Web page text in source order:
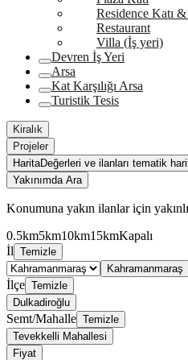
Residence Katı
Restaurant
Villa (İş yeri)
Devren İş Yeri
Arsa
Kat Karşılığı Arsa
Turistik Tesis
Kiralık
Projeler
HaritaDeğerleri ve ilanları tematik
Yakınımda Ara
Konumuna yakın ilanlar için
0.5km5km10km15kmKapalı
İl Temizle
Kahramanmaraş
İlçe Temizle
Dulkadiroğlu
Semt/Mahalle Temizle
Tevekkelli Mahallesi
Fiyat